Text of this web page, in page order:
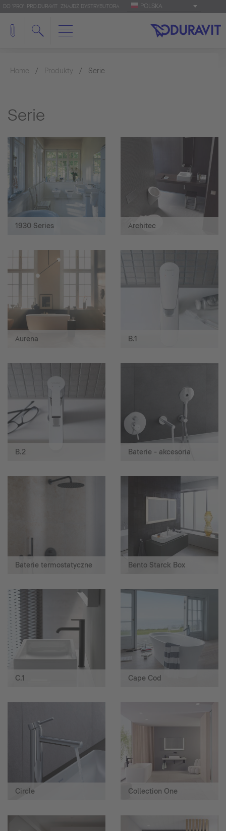
DO 'PRO': PRO.DURAVIT ZNAJDŹ DYSTRYBUTORA POLSKA
Home Produkty Serie
Serie
1930 Series Architec
Aurena B.1
B.2 Baterie - akcesoria
Baterie termostatyczne Bento Starck Box
C.1 Cape Cod
Circle Collection One